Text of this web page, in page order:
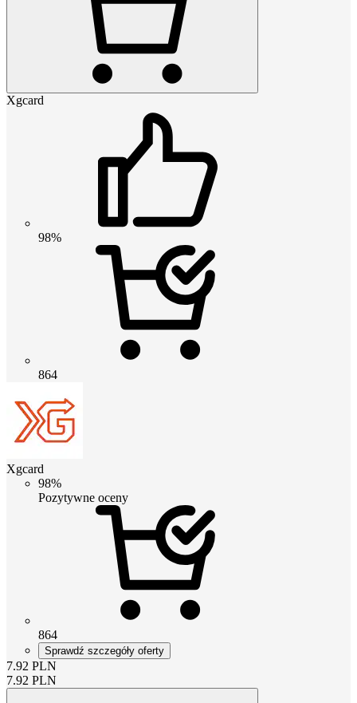
Xgcard
98%
864
Xgcard
98%
Pozytywne oceny
864
Sprawdź szczegóły oferty
7.92 PLN
7.92 PLN